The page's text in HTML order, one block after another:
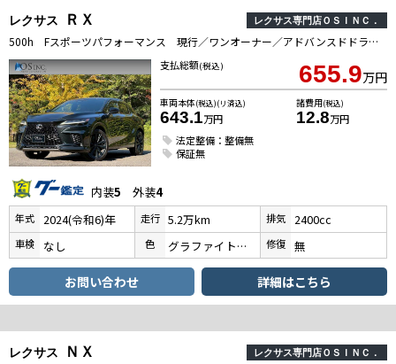
レクサス ＲＸ レクサス専門店ＯＳＩＮＣ．
500h Fスポーツパフォーマンス 現行／ワンオーナー／アドバンスドドライブ／サンルーフ／衝突軽減／全周囲カメラ／レーダークルーズコントロール／コーナーセンサー／BSM／ハンドルヒーター／シートヒーター・エアコン／シートメモリ／ETC
支払総額(税込) 655.9万円
車両本体(税込)(リ済込)
643.1万円
諸費用(税込)
12.8万円
法定整備：整備無
保証無
内装5 外装4
年式 2024(令和6)年 走行 5.2万km 排気 2400cc
車検 なし 色 グラファイトブラックガラスフレーク 修復 無
お問い合わせ 詳細はこちら
レクサス ＮＸ レクサス専門店ＯＳＩＮＣ．